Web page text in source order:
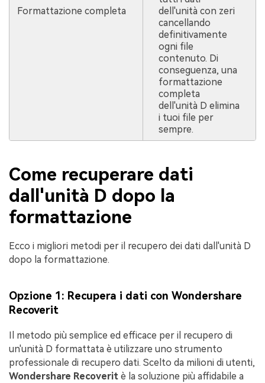
Formattazione completa
dell'unità con zeri
cancellando
definitivamente
ogni file
contenuto. Di
conseguenza, una
formattazione
completa
dell'unità D elimina
i tuoi file per
sempre.
Come recuperare dati
dall'unità D dopo la
formattazione
Ecco i migliori metodi per il recupero dei dati dall'unità D
dopo la formattazione.
Opzione 1: Recupera i dati con Wondershare
Recoverit
Il metodo più semplice ed efficace per il recupero di
un'unità D formattata è utilizzare uno strumento
professionale di recupero dati. Scelto da milioni di utenti,
Wondershare Recoverit è la soluzione più affidabile a